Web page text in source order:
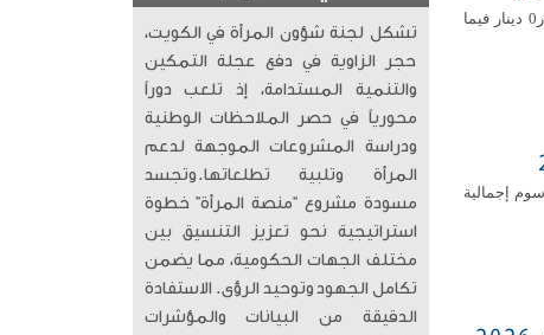
استقر سعر صرف الدولار الأمريكي أمام الدينار الكويتي اليوم الثلاثاء عند مستوى 306ر0 دينار فيما
لعام 2025 أظهر تحصيل رسوم إجمالية
تشكل لجنة شؤون المرأة في الكويت،
حجر الزاوية في دفع عجلة التمكين
والتنمية المستدامة، إذ تلعب دوراً
محورياً في حصر الملاحظات الوطنية
ودراسة المشروعات الموجهة لدعم
المرأة وتلبية تطلعاتها. ​وتجسد
مسودة مشروع “منصة المرأة” خطوة
استراتيجية نحو تعزيز التنسيق بين
مختلف الجهات الحكومية، مما يضمن
تكامل الجهود وتوحيد الرؤى. الاستفادة
الدقيقة من البيانات والمؤشرات